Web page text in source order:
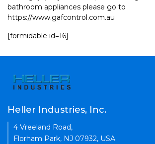
bathroom appliances please go to
https://www.gafcontrol.com.au
[formidable id=16]
Heller Industries, Inc.
4 Vreeland Road,
Florham Park, NJ 07932, USA